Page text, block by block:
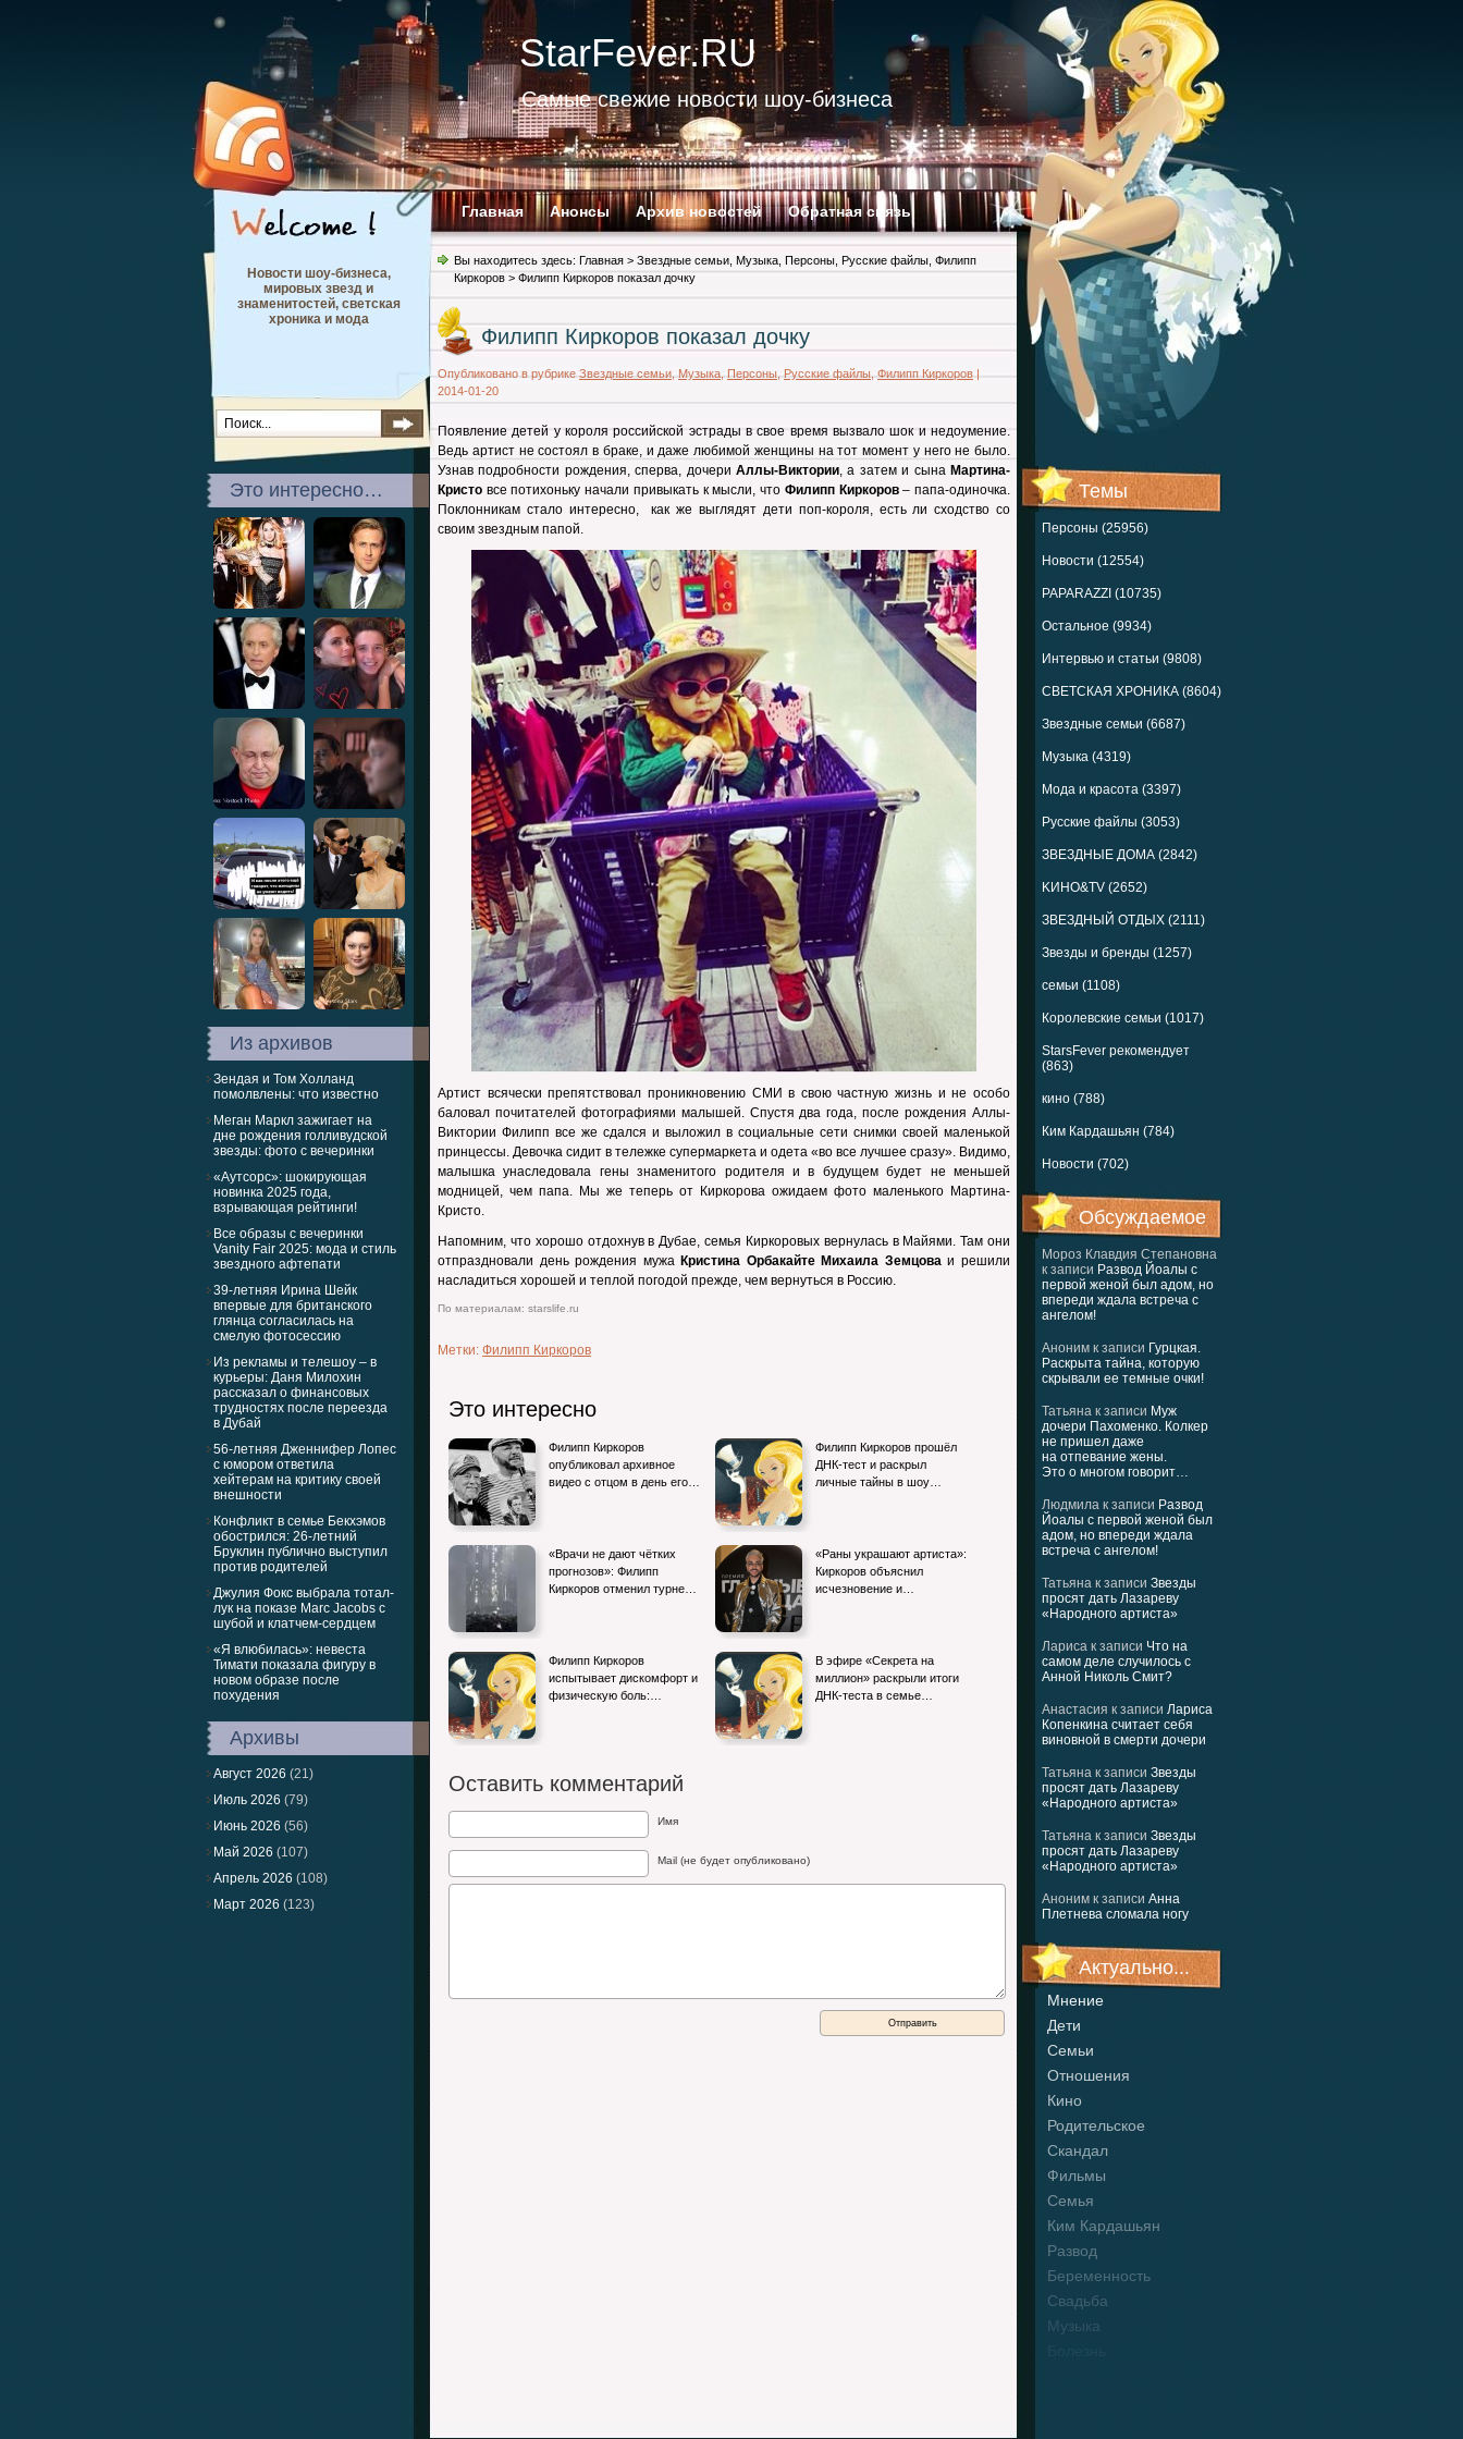
StarFever.RU
Самые свежие новости шоу-бизнеса
Главная Анонсы Архив новостей Обратная связь
Темы
Персоны (25956)
Новости (12554)
PAPARAZZI (10735)
Остальное (9934)
Интервью и статьи (9808)
СВЕТСКАЯ ХРОНИКА (8604)
Звездные семьи (6687)
Музыка (4319)
Мода и красота (3397)
Русские файлы (3053)
ЗВЕЗДНЫЕ ДОМА (2842)
KИНО&TV (2652)
ЗВЕЗДНЫЙ ОТДЫХ (2111)
Звезды и бренды (1257)
семьи (1108)
Королевские семьи (1017)
StarsFever рекомендует
(863)
кино (788)
Ким Кардашьян (784)
Новости (702)
Обсуждаемое
Мороз Клавдия Степановна
к записи Развод Йоалы с
первой женой был адом, но
впереди ждала встреча с
ангелом!
Аноним к записи Гурцкая.
Раскрыта тайна, которую
скрывали ее темные очки!
Татьяна к записи Муж
дочери Пахоменко. Колкер
не пришел даже
на отпевание жены.
Это о многом говорит…
Людмила к записи Развод
Йоалы с первой женой был
адом, но впереди ждала
встреча с ангелом!
Татьяна к записи Звезды
просят дать Лазареву
«Народного артиста»
Лариса к записи Что на
самом деле случилось с
Анной Николь Смит?
Анастасия к записи Лариса
Копенкина считает себя
виновной в смерти дочери
Татьяна к записи Звезды
просят дать Лазареву
«Народного артиста»
Татьяна к записи Звезды
просят дать Лазареву
«Народного артиста»
Аноним к записи Анна
Плетнева сломала ногу
Актуально...
Мнение
Дети
Семьи
Отношения
Кино
Родительское
Скандал
Фильмы
Семья
Ким Кардашьян
Развод
Беременность
Свадьба
Музыка
Новости шоу-бизнеса,
мировых звезд и
знаменитостей, светская
хроника и мода
Это интересно…
Из архивов
Зендая и Том Холланд
помолвлены: что известно
Меган Маркл зажигает на
дне рождения голливудской
звезды: фото с вечеринки
«Аутсорс»: шокирующая
новинка 2025 года,
взрывающая рейтинги!
Все образы с вечеринки
Vanity Fair 2025: мода и стиль
звездного афтепати
39-летняя Ирина Шейк
впервые для британского
глянца согласилась на
смелую фотосессию
Из рекламы и телешоу – в
курьеры: Даня Милохин
рассказал о финансовых
трудностях после переезда
в Дубай
56-летняя Дженнифер Лопес
с юмором ответила
хейтерам на критику своей
внешности
Конфликт в семье Бекхэмов
обострился: 26-летний
Бруклин публично выступил
против родителей
Джулия Фокс выбрала тотал-
лук на показе Marc Jacobs с
шубой и клатчем-сердцем
«Я влюбилась»: невеста
Тимати показала фигуру в
новом образе после
похудения
Архивы
Август 2026 (21)
Июль 2026 (79)
Июнь 2026 (56)
Май 2026 (107)
Апрель 2026 (108)
Март 2026 (123)
Вы находитесь здесь: Главная > Звездные семьи Музыка Персоны Русские файлы Филипп
Киркоров > Филипп Киркоров показал дочку
Филипп Киркоров показал дочку
Опубликовано в рубрике Звездные семьи Музыка Персоны Русские файлы Филипп Киркоров |
2014-01-20
Появление детей у короля российской эстрады в свое время вызвало шок и недоумение.
Ведь артист не состоял в браке, и даже любимой женщины на тот момент у него не было.
Узнав подробности рождения, сперва, дочери Аллы-Виктории, а затем и сына Мартина-
Кристо все потихоньку начали привыкать к мысли, что Филипп Киркоров– папа-одиночка.
Поклонникам стало интересно, как же выглядят дети поп-короля, есть ли сходство со
своим звездным папой.
Артист всячески препятствовал проникновению СМИ в свою частную жизнь и не особо
баловал почитателей фотографиями малышей. Спустя два года, после рождения Аллы-
Виктории Филипп все же сдался и выложил в социальные сети снимки своей маленькой
принцессы. Девочка сидит в тележке супермаркета и одета «во все лучшее сразу». Видимо,
малышка унаследовала гены знаменитого родителя и в будущем будет не меньшей
модницей, чем папа. Мы же теперь от Киркорова ожидаем фото маленького Мартина-
Кристо.
Напомним, что хорошо отдохнув в Дубае, семья Киркоровых вернулась в Майями. Там они
отпраздновали день рождения мужа Кристина Орбакайте Михаила Земцоваи решили
насладиться хорошей и теплой погодой прежде, чем вернуться в Россию.
По материалам: starslife.ru
Метки: Филипп Киркоров
Это интересно
Филипп Киркоров
опубликовал архивное
видео с отцом в день его…
Филипп Киркоров прошёл
ДНК-тест и раскрыл
личные тайны в шоу…
«Врачи не дают чётких
прогнозов»: Филипп
Киркоров отменил турне…
«Раны украшают артиста»:
Киркоров объяснил
исчезновение и…
Филипп Киркоров
испытывает дискомфорт и
физическую боль:…
В эфире «Секрета на
миллион» раскрыли итоги
ДНК-теста в семье…
Оставить комментарий
Имя
Mail (не будет опубликовано)